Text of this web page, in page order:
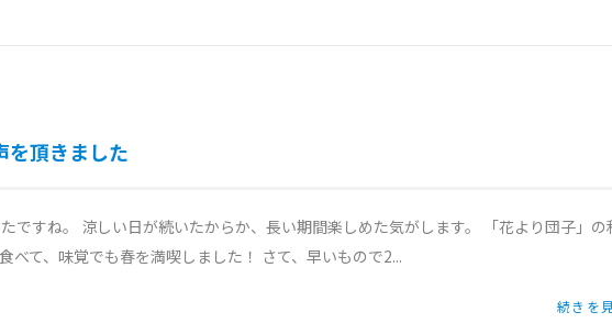
頂きました
ですね。 涼しい日が続いたからか、長い期間楽しめた気がします。 「花より団子」の
べて、味覚でも春を満喫しました！ さて、早いもので2...
続きを